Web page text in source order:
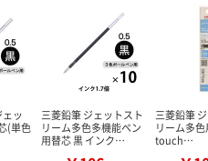
ッ
(単色
三菱鉛筆 ジェットスト
リーム多色多機能ペン
用替芯 黒 インク…
三菱鉛筆
リーム多色
touch…